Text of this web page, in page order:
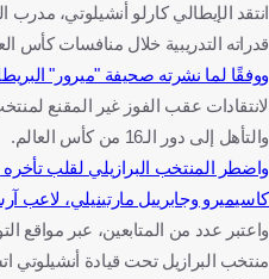
النرويج
كرة قدم
انتقد الإيطالي كارلو أنشيلوتي،
قدراته التدريبية خلال منافسات كأس العالم
ووفقًا لما نشرته صحيفة "ميرور"
والتأهل إلى دور الـ16 من كأس العالم.
واضطر المنتخب البرازيلي لقلب
كاسيميرو وجابرييل مارتينيلي، لاعب
واعتبر عدد من المتابعين، عبر مواقع
منتخب البرازيل تحت قيادة أنشيلوتي